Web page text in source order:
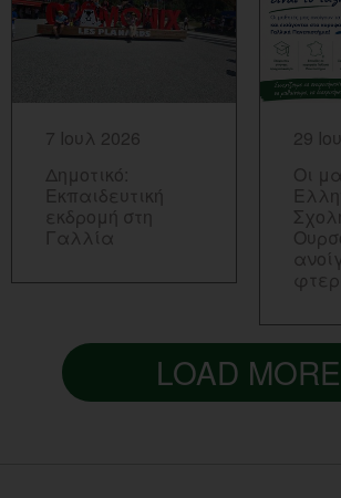
7 Ιουλ 2026
Δημοτικό:
Εκπαιδευτική
εκδρομή στη
Γαλλία
29
Οι
LOAD MORE